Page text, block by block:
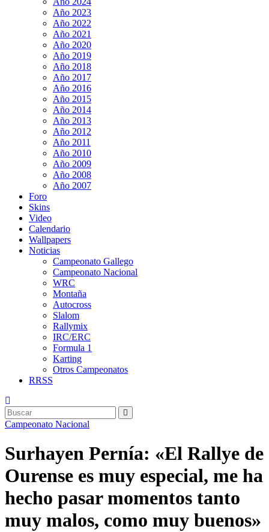
Año 2023
Año 2022
Año 2021
Año 2020
Año 2019
Año 2018
Año 2017
Año 2016
Año 2015
Año 2014
Año 2013
Año 2012
Año 2011
Año 2010
Año 2009
Año 2008
Año 2007
Foro
Skins
Video
Calendario
Wallpapers
Noticias
Campeonato Gallego
Campeonato Nacional
WRC
Montaña
Autocross
Slalom
Rallymix
IRC/ERC
Formula 1
Karting
Otros Campeonatos
RRSS
Campeonato Nacional
Surhayen Pernía: «El Rallye de
Ourense es muy especial, me ha
hecho pasar momentos tanto
muy malos, como muy buenos»